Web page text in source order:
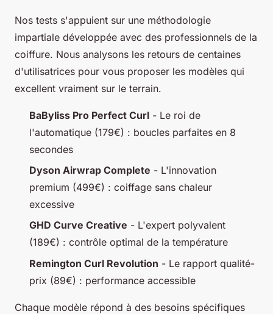
Nos tests s'appuient sur une méthodologie
impartiale développée avec des professionnels de la
coiffure. Nous analysons les retours de centaines
d'utilisatrices pour vous proposer les modèles qui
excellent vraiment sur le terrain.
BaByliss Pro Perfect Curl - Le roi de
l'automatique (179€) : boucles parfaites en 8
secondes
Dyson Airwrap Complete - L'innovation
premium (499€) : coiffage sans chaleur
excessive
GHD Curve Creative - L'expert polyvalent
(189€) : contrôle optimal de la température
Remington Curl Revolution - Le rapport qualité-
prix (89€) : performance accessible
Chaque modèle répond à des besoins spécifiques